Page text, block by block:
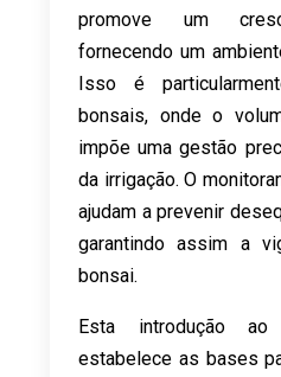
promove um
fornecendo um
Isso é
bonsais, onde o
impõe uma gestão
da irrigação. O
ajudam a prevenir
garantindo assim a
bonsai.
Esta introdução
estabelece as bases